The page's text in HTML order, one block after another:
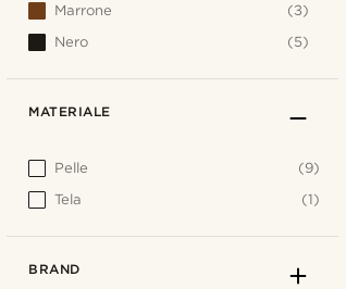
Marrone
(3)
Nero
(5)
MATERIALE
Pelle
(9)
Tela
(1)
BRAND